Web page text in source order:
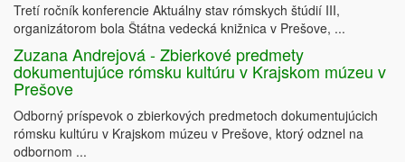
Tretí ročník konferencie Aktuálny stav rómskych štúdií III,
organizátorom bola Štátna vedecká knižnica v Prešove, ...
Zuzana Andrejová - Zbierkové predmety
dokumentujúce rómsku kultúru v Krajskom múzeu v
Prešove
Odborný príspevok o zbierkových predmetoch dokumentujúcich
rómsku kultúru v Krajskom múzeu v Prešove, ktorý odznel na
odbornom ...